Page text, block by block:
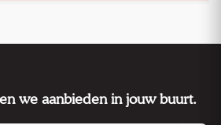
we aanbieden in jouw buurt.